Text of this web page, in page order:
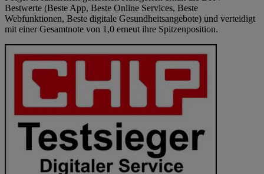
Bestwerte (Beste App, Beste Online Services, Beste
Webfunktionen, Beste digitale Gesundheitsangebote) und verteidigt
mit einer Gesamtnote von 1,0 erneut ihre Spitzenposition.